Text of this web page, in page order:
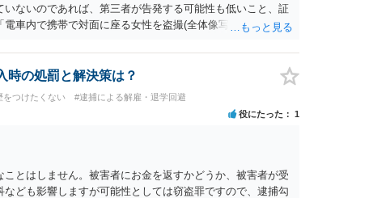
ないのであれば、第三者が告発する可能性も低いこと、証
車内で携帯で対面に座る女性を盗撮(全体像写真1枚と5秒程
勾留されるケースが私の弁護経験では多くなった印象です
止条例違反になることもあります）。2度としないことを
時の処罰と解決策は？
をつけたくない #逮捕による解雇・退学回避
役にたった 1
とはしません。被害者にお金を返すかどうか、被害者が受
ども影響しますが可能性としては窃盗罪ですので、逮捕勾